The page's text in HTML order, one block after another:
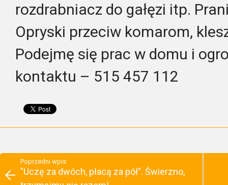
rozdrabniacz do gałęzi itp.
Opryski przeciw komarom,
Podejmę się prac w domu i
kontaktu – 515 457 112
Poprzedni wpis
"Uczę za dwóch, płacą za pół". Świerzno,